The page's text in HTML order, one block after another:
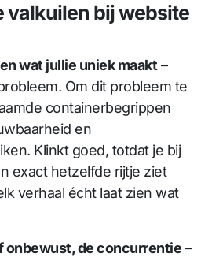
valkuilen bij website
wat jullie uniek maakt –
Om dit probleem te
containerbegrippen
en
Klinkt goed, totdat je bij
exact hetzelfde rijtje ziet
verhaal écht laat zien wat
onbewust, de concurrentie –